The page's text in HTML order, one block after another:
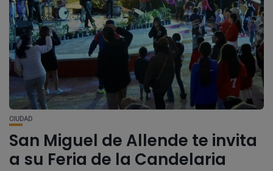
CIUDAD
San Miguel de Allende te invita
a su Feria de la Candelaria